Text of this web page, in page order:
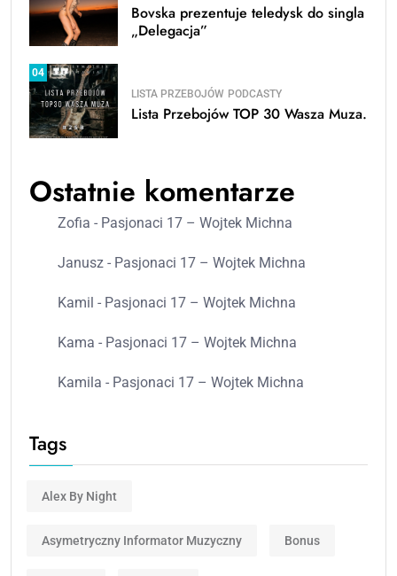
Bovska prezentuje teledysk do singla
„Delegacja”
04
LISTA PRZEBOJÓW PODCASTY
Lista Przebojów TOP 30 Wasza Muza.
Ostatnie komentarze
Zofia - Pasjonaci 17 – Wojtek Michna
Janusz - Pasjonaci 17 – Wojtek Michna
Kamil - Pasjonaci 17 – Wojtek Michna
Kama - Pasjonaci 17 – Wojtek Michna
Kamila - Pasjonaci 17 – Wojtek Michna
Tags
Alex By Night
Asymetryczny Informator Muzyczny Bonus